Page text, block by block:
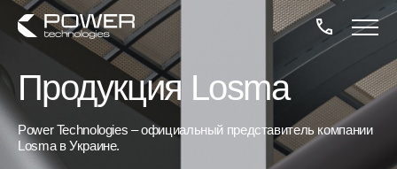
Продукция Losma
Power Technologies – официальный представитель компании
Losma в Украине.